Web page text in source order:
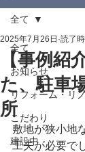
全て
お知らせ
リフォーム・リ
こだわり
建設中
全て
【事例紹
た、駐車
所
2025年7月26日 読了
敷地が狭小地
工夫が必要で